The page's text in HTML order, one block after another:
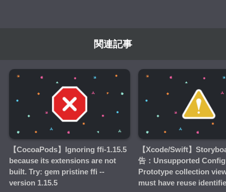
関連記事
【CocoaPods】Ignoring ffi-1.15.5
because its extensions are not
built. Try: gem pristine ffi --
version 1.15.5
【Xcode/Swift】
告：Unsupported
Prototype collection
must have reuse